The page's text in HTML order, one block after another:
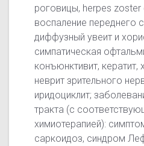
роговицы, herpes zoster
воспаление переднего
диффузный увеит и
симпатическая
конъюнктивит, кератит,
неврит зрительного
иридоциклит;
тракта (с
химиотерапией):
саркоидоз, синдром